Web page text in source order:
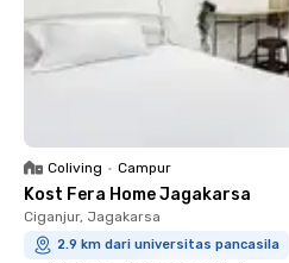
Coliving • Campur
Kost Fera Home Jagakarsa
Ciganjur, Jagakarsa
2.9 km dari universitas pancasila